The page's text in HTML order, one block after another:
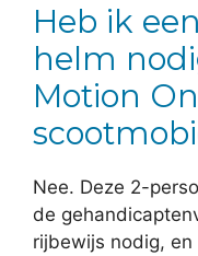
Heb ik
helm
Motion
Nee. Deze 2-
de
rijbewijs nodig,